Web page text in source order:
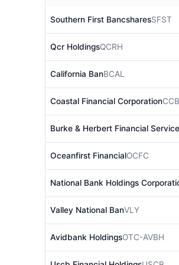
Southern First BancsharesSFST
Qcr HoldingsQCRH
California BanBCAL
Coastal Financial CorporationCCB
Burke & Herbert Financial
Oceanfirst FinancialOCFC
National Bank Holdings
Valley National BanVLY
Avidbank HoldingsOTC-AVBH